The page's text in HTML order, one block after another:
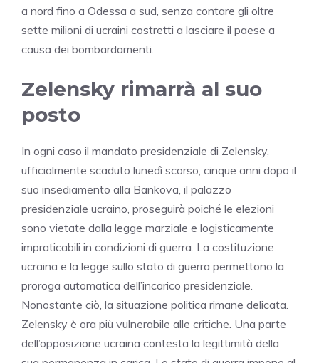
a nord fino a Odessa a sud, senza contare gli oltre
sette milioni di ucraini costretti a lasciare il paese a
causa dei bombardamenti.
Zelensky rimarrà al suo
posto
In ogni caso il mandato presidenziale di Zelensky,
ufficialmente scaduto lunedì scorso, cinque anni dopo il
suo insediamento alla Bankova, il palazzo
presidenziale ucraino, proseguirà poiché le elezioni
sono vietate dalla legge marziale e logisticamente
impraticabili in condizioni di guerra. La costituzione
ucraina e la legge sullo stato di guerra permettono la
proroga automatica dell’incarico presidenziale.
Nonostante ciò, la situazione politica rimane delicata.
Zelensky è ora più vulnerabile alle critiche. Una parte
dell’opposizione ucraina contesta la legittimità della